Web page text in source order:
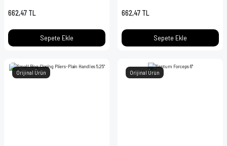
662,47 TL
Sepete Ekle
662,47 TL
Sepete Ekle
Orijinal Ürün Orijinal Ürün